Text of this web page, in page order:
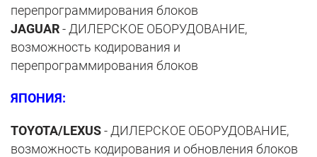
перепрограммирования блоков
JAGUAR- ДИЛЕРСКОЕ ОБОРУДОВАНИЕ,
возможность кодирования и
перепрограммирования блоков
ЯПОНИЯ:
TOYOTA/LEXUS- ДИЛЕРСКОЕ ОБОРУДОВАНИЕ,
возможность кодирования и обновления блоков